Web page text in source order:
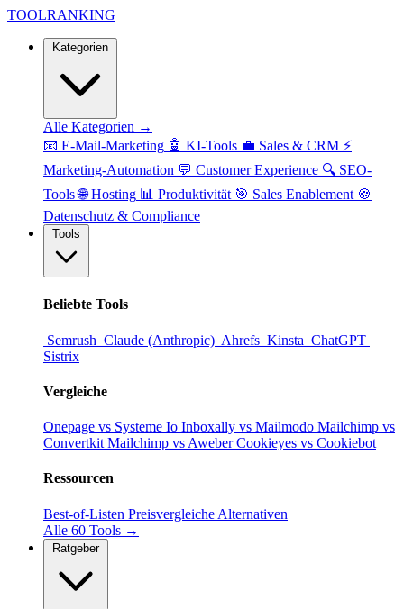
TOOLRANKING
Alle Kategorien →
📧 E-Mail-Marketing 🤖 KI-Tools 💼 Sales & CRM ⚡
Marketing-Automation 💬 Customer Experience 🔍 SEO-
Tools 🌐 Hosting 📊 Produktivität 🎯 Sales Enablement 🍪
Datenschutz & Compliance
Beliebte Tools
Semrush Claude (Anthropic) Ahrefs Kinsta ChatGPT
Sistrix
Vergleiche
Onepage vs Systeme Io Inboxally vs Mailmodo Mailchimp vs
Convertkit Mailchimp vs AweberCookieyes vs Cookiebot
Ressourcen
Best-of-Listen Preisvergleiche Alternativen
Alle 60 Tools →
Ratgeber